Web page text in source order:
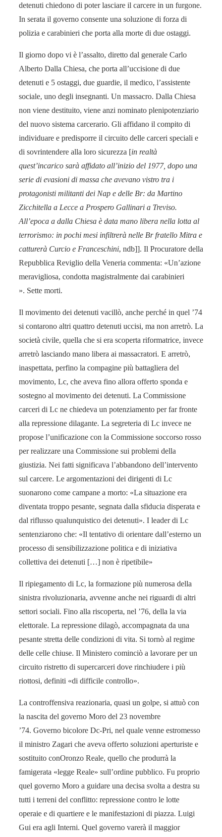
detenuti chiedono di poter lasciare il carcere in un furgone.
In serata il governo consente una soluzione di forza di
polizia e carabinieri che porta alla morte di due ostaggi.
Il giorno dopo vi è l’assalto, diretto dal generale Carlo
Alberto Dalla Chiesa, che porta all’uccisione di due
detenuti e 5 ostaggi, due guardie, il medico, l’assistente
sociale, uno degli insegnanti. Un massacro. Dalla Chiesa
non viene destituito, viene anzi nominato plenipotenziario
del nuovo sistema carcerario. Gli affidano il compito di
individuare e predisporre il circuito delle carceri speciali e
di sovrintendere alla loro sicurezza [in realtà
quest’incarico sarà affidato all’inizio del 1977, dopo una
serie di evasioni di massa che avevano vistro tra i
protagonisti militanti dei Nap e delle Br: da Martino
Zicchitella a Lecce a Prospero Gallinari a Treviso.
All’epoca a dalla Chiesa è data mano libera nella lotta al
terrorismo: in pochi mesi infiltrerà nelle Br fratello Mitra e
catturerà Curcio e Franceschini, ndb]]. Il Procuratore della
Repubblica Reviglio della Veneria commenta: «Un’azione
meravigliosa, condotta magistralmente dai carabinieri
». Sette morti.
Il movimento dei detenuti vacillò, anche perché in quel ’74
si contarono altri quattro detenuti uccisi, ma non arretrò. La
società civile, quella che si era scoperta riformatrice, invece
arretrò lasciando mano libera ai massacratori. E arretrò,
inaspettata, perfino la compagine più battagliera del
movimento, Lc, che aveva fino allora offerto sponda e
sostegno al movimento dei detenuti. La Commissione
carceri di Lc ne chiedeva un potenziamento per far fronte
alla repressione dilagante. La segreteria di Lc invece ne
propose l’unificazione con la Commissione soccorso rosso
per realizzare una Commissione sui problemi della
giustizia. Nei fatti significava l’abbandono dell’intervento
sul carcere. Le argomentazioni dei dirigenti di Lc
suonarono come campane a morto: «La situazione era
diventata troppo pesante, segnata dalla sfiducia disperata e
dal riflusso qualunquistico dei detenuti». I leader di Lc
sentenziarono che: «Il tentativo di orientare dall’esterno un
processo di sensibilizzazione politica e di iniziativa
collettiva dei detenuti […] non è ripetibile»
Il ripiegamento di Lc, la formazione più numerosa della
sinistra rivoluzionaria, avvenne anche nei riguardi di altri
settori sociali. Fino alla riscoperta, nel ’76, della la via
elettorale. La repressione dilagò, accompagnata da una
pesante stretta delle condizioni di vita. Si tornò al regime
delle celle chiuse. Il Ministero cominciò a lavorare per un
circuito ristretto di supercarceri dove rinchiudere i più
riottosi, definiti «di difficile controllo».
La controffensiva reazionaria, quasi un golpe, si attuò con
la nascita del governo Moro del 23 novembre
’74. Governo bicolore Dc-Pri, nel quale venne estromesso
il ministro Zagari che aveva offerto soluzioni aperturiste e
sostituito conOronzo Reale, quello che produrrà la
famigerata «legge Reale» sull’ordine pubblico. Fu proprio
quel governo Moro a guidare una decisa svolta a destra su
tutti i terreni del conflitto: repressione contro le lotte
operaie e di quartiere e le manifestazioni di piazza. Luigi
Gui era agli Interni. Quel governo varerà il maggior